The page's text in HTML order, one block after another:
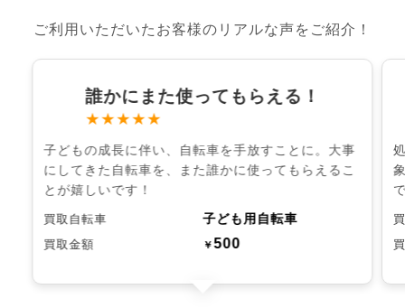
ご利用いただいたお客様のリアルな声をご紹介！
誰かにまた使ってもらえる！
★★★★★
子どもの成長に伴い、自転車を手放すことに。大事
にしてきた自転車を、また誰かに使ってもらえるこ
とが嬉しいです！
買取自転車 子ども用自転車
買取金額 ￥500